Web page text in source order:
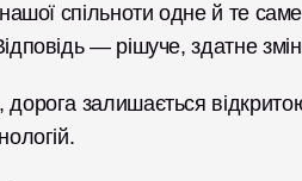
спільноти одне й те
— рішуче, здатне
залишається